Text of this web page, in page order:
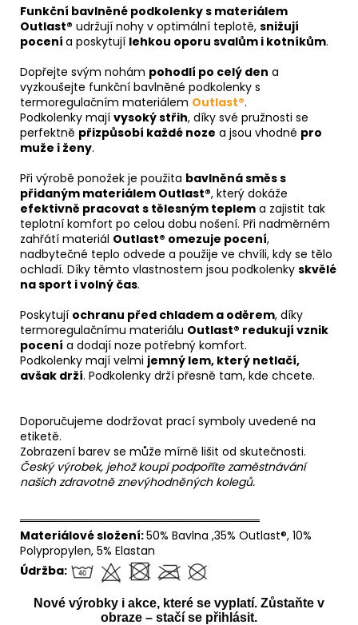
Funkční bavlněné podkolenky s materiálem
Outlast® udržují nohy v optimální teplotě, snižují
pocení a poskytují lehkou oporu svalům i kotníkům.
Dopřejte svým nohám pohodlí po celý den a
vyzkoušejte funkční bavlněné podkolenky s
termoregulačním materiálem Outlast®.
Podkolenky mají vysoký střih, díky své pružnosti se
perfektně přizpůsobí každé noze a jsou vhodné pro
muže i ženy.
Při výrobě ponožek je použita bavlněná směs s
přidaným materiálem Outlast®, který dokáže
efektivně pracovat s tělesným teplem a zajistit tak
teplotní komfort po celou dobu nošení. Při nadměrném
zahřátí materiál Outlast® omezuje pocení,
nadbytečné teplo odvede a použije ve chvíli, kdy se tělo
ochladí. Díky těmto vlastnostem jsou podkolenky skvělé
na sport i volný čas.
Poskytují ochranu před chladem a oděrem, díky
termoregulačnímu materiálu Outlast® redukují vznik
pocení a dodají noze potřebný komfort.
Podkolenky mají velmi jemný lem, který netlačí,
avšak drží. Podkolenky drží přesně tam, kde chcete.
Doporučujeme dodržovat prací symboly uvedené na
etiketě.
Zobrazení barev se může mírně lišit od skutečnosti.
Český výrobek, jehož koupí podpoříte zaměstnávání
našich zdravotně znevýhodněných kolegů.
══════════════════════════════
Materiálové složení:50% Bavlna ,35% Outlast®, 10%
Polypropylen, 5% Elastan
Údržba:
Nové výrobky i akce, které se vyplatí. Zůstaňte v
obraze – stačí se přihlásit.